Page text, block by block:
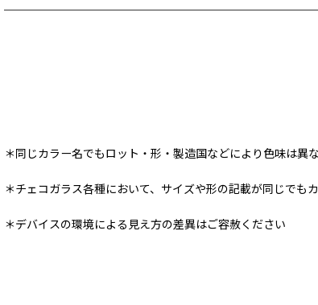
＊同じカラー名でもロット・形・製造国などにより色味は異
＊チェコガラス各種において、サイズや形の記載が同じでも
＊デバイスの環境による見え方の差異はご容赦ください